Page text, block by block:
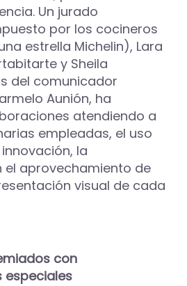
Un jurado
por los cocineros
estrella Michelin), Lara
y Sheila
del comunicador
Aunión, ha
atendiendo a
empleadas, el uso
la
el aprovechamiento de
visual de cada
con
especiales